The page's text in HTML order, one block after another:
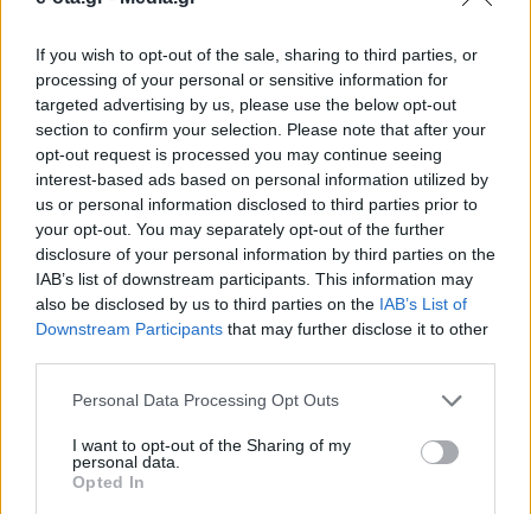
If you wish to opt-out of the sale, sharing to third parties, or
processing of your personal or sensitive information for
targeted advertising by us, please use the below opt-out
section to confirm your selection. Please note that after your
opt-out request is processed you may continue seeing
interest-based ads based on personal information utilized by
us or personal information disclosed to third parties prior to
your opt-out. You may separately opt-out of the further
disclosure of your personal information by third parties on the
IAB’s list of downstream participants. This information may
also be disclosed by us to third parties on the IAB’s List of
Downstream Participants that may further disclose it to other
Personal Data Processing Opt Outs
I want to opt-out of the Sharing of my
personal data.
Opted In
Με ομολόγους του από όλη την Ευρώπη που ζητούν
να ενισχυθεί ο ρόλος των πόλεων στη διαχείριση
των ευρωπαϊκών κονδυλίων και την επιλογή των
απαιτούμενων έργων συναντήθηκε ο δήμαρχος της
Αθήνας που βρέθηκε στη Βαρσοβία, μετέχοντας στο
14ο διάλογο Δημάρχων Ευρωπαϊκών πρωτευουσών
και Ευρωπαϊκής Επιτροπής. Στο πλαίσιο της
συνάντησης, υπεγράφη διακήρυξη από 23 πόλεις,
για […]
27.01.2025 - 13.43